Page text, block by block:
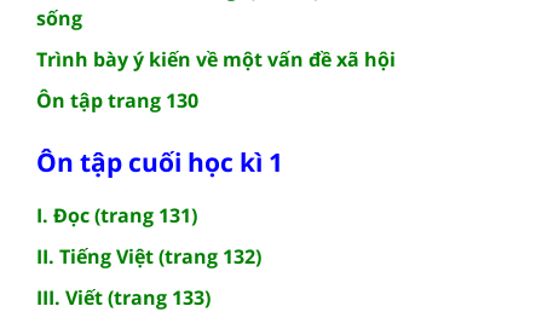
sống
Trình bày ý kiến về một vấn đề xã hội
Ôn tập trang 130
Ôn tập cuối học kì 1
I. Đọc (trang 131)
II. Tiếng Việt (trang 132)
III. Viết (trang 133)